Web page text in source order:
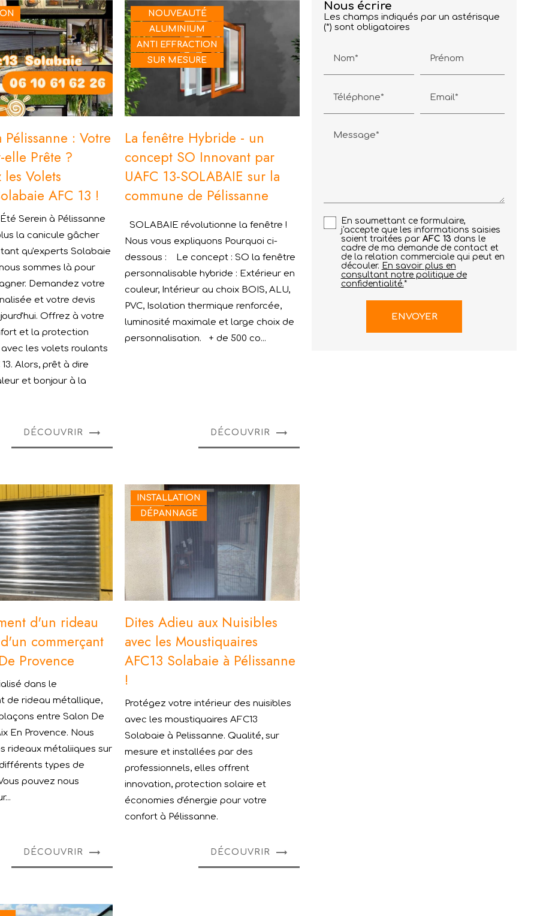
: Votre
elle Prête ?
les Volets
AFC 13 !
Serein à Pélissanne
la canicule gâcher
qu'experts Solabaie
sommes là pour
Demandez votre
et votre devis
Offrez à votre
et la protection
les volets roulants
Alors, prêt à dire
et bonjour à la
DÉCOUVRIR
NOUVEAUTÉ
ALUMINIUM
ANTI EFFRACTION
SUR MESURE
La fenêtre Hybride - un
concept SO Innovant par
UAFC 13-SOLABAIE sur la
commune de Pélissanne
SOLABAIE révolutionne la fenêtre !
Nous vous expliquons Pourquoi ci-
dessous : Le concept : SO la fenêtre
personnalisable hybride : Extérieur en
couleur, Intérieur au choix BOIS, ALU,
PVC, Isolation thermique renforcée,
luminosité maximale et large choix de
personnalisation. + de 500 co...
DÉCOUVRIR
d'un rideau
commerçant
Provence
dans le
de rideau métallique,
entre Salon De
En Provence. Nous
rideaux métaliiques sur
types de
pouvez nous
DÉCOUVRIR
INSTALLATION
DÉPANNAGE
Dites Adieu aux Nuisibles
avec les Moustiquaires
AFC13 Solabaie à Pélissanne
!
Protégez votre intérieur des nuisibles
avec les moustiquaires AFC13
Solabaie à Pelissanne. Qualité, sur
mesure et installées par des
professionnels, elles offrent
innovation, protection solaire et
économies d'énergie pour votre
confort à Pélissanne.
DÉCOUVRIR
Nous écrire
Les champs indiqués par un astérisque
(*) sont obligatoires
Nom* Prénom
Téléphone* Email*
Message*
En soumettant ce formulaire,
j'accepte que les informations saisies
soient traitées par AFC 13 dans le
cadre de ma demande de contact et
de la relation commerciale qui peut en
découler. En savoir plus en
consultant notre politique de
confidentialité.*